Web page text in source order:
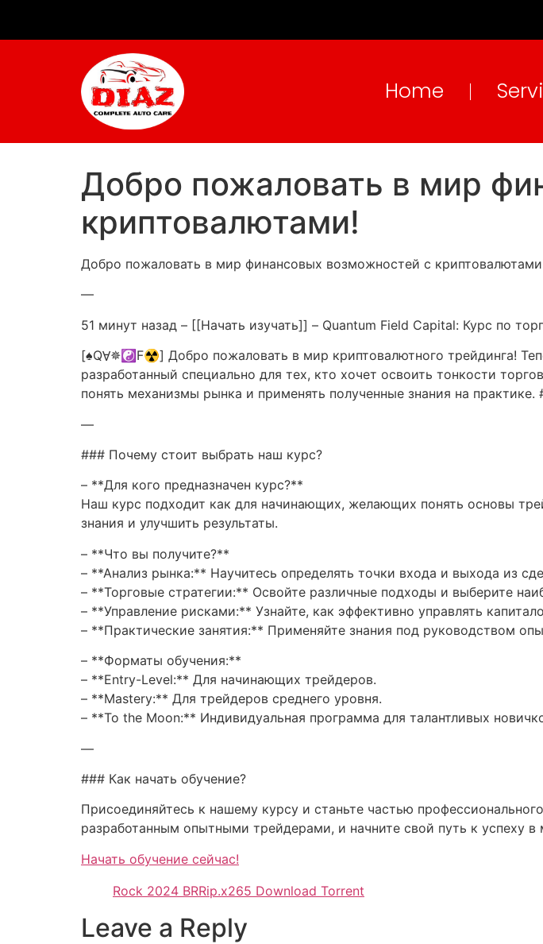
Home
Добро пожаловать в мир
криптовалютами!
Добро пожаловать в мир финансовых возможностей с
—
51 минут назад – [[Начать изучать]] – Quantum Field Capital: Курс по
[♠QⱯ✵☯F☢] Добро пожаловать в мир криптовалютного трейдинга!
разработанный специально для тех, кто хочет освоить тонкости
понять механизмы рынка и применять полученные знания на
—
### Почему стоит выбрать наш курс?
– **Для кого предназначен курс?**
Наш курс подходит как для начинающих, желающих понять основы
знания и улучшить результаты.
– **Что вы получите?**
– **Анализ рынка:** Научитесь определять точки входа и выхода из
– **Торговые стратегии:** Освойте различные подходы и выберите
– **Управление рисками:** Узнайте, как эффективно управлять
– **Практические занятия:** Применяйте знания под руководством
– **Форматы обучения:**
– **Entry-Level:** Для начинающих трейдеров.
– **Mastery:** Для трейдеров среднего уровня.
– **To the Moon:** Индивидуальная программа для талантливых
—
### Как начать обучение?
Присоединяйтесь к нашему курсу и станьте частью
разработанным опытными трейдерами, и начните свой путь к успеху в
Начать обучение сейчас!
Rock 2024 BRRip.x265 Download Torrent
Leave a Reply